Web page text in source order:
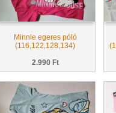
Minnie egeres póló
(116,122,128,134)
2.990 Ft